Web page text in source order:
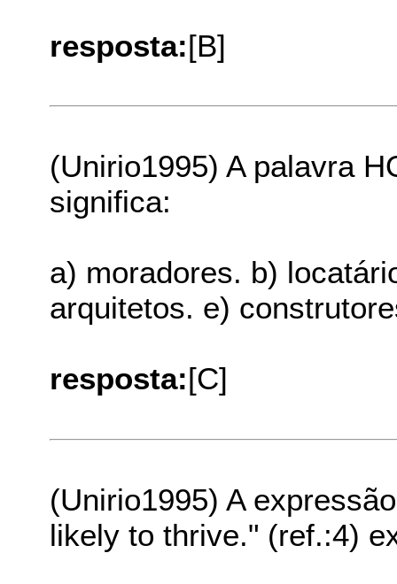
resposta:[B]
(Unirio1995) A palavra
significa:
a) moradores. b)
arquitetos. e)
resposta:[C]
(Unirio1995) A
likely to thrive." (ref.:4)